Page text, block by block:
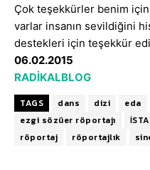
Çok teşekkürler benim
varlar insanın sevildiğini
destekleri için teşekkür
06.02.2015
RADİKALBLOG
TAGS dans dizi eda
ezgi sözüer röportajı
röportaj
röportajlık